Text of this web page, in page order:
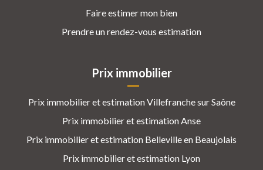
Faire estimer mon bien
Prendre un rendez-vous estimation
Prix immobilier
Prix immobilier et estimation Villefranche sur Saône
Prix immobilier et estimation Anse
Prix immobilier et estimation Belleville en Beaujolais
Prix immobilier et estimation Lyon